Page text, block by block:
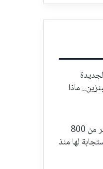
ماذا
"الاقتصاد": أكثر من 800
لها منذ